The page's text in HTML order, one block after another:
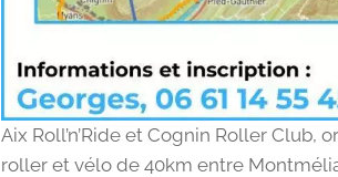
Aix Roll’n’Ride et Cognin Roller
roller et vélo de 40km entre